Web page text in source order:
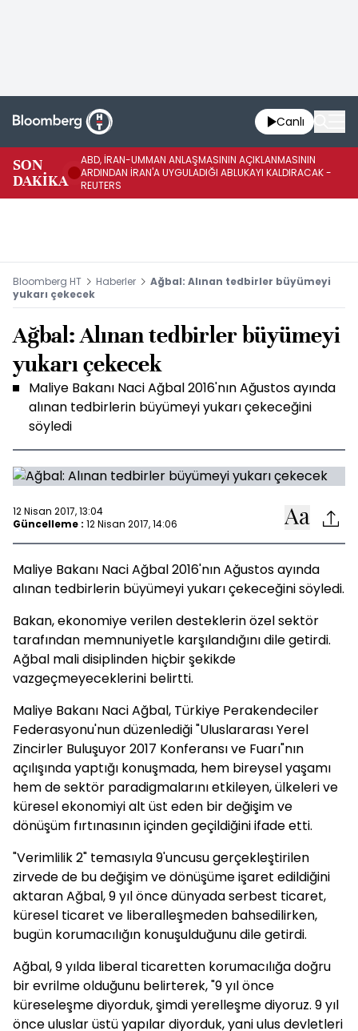
Canlı
SON
DAKİKA
ABD, İRAN-UMMAN ANLAŞMASININ AÇIKLANMASININ
ARDINDAN İRAN'A UYGULADIĞI ABLUKAYI KALDIRACAK -
REUTERS
Bloomberg HT Haberler
Ağbal: Alınan tedbirler büyümeyi
yukarı çekecek
Ağbal: Alınan tedbirler büyümeyi
yukarı çekecek
Maliye Bakanı Naci Ağbal 2016'nın Ağustos ayında
alınan tedbirlerin büyümeyi yukarı çekeceğini
söyledi
12 Nisan 2017, 13:04
Güncelleme : 12 Nisan 2017, 14:06
Maliye Bakanı Naci Ağbal 2016'nın Ağustos ayında
alınan tedbirlerin büyümeyi yukarı çekeceğini söyledi.
Bakan, ekonomiye verilen desteklerin özel sektör
tarafından memnuniyetle karşılandığını dile getirdi.
Ağbal mali disiplinden hiçbir şekikde
vazgeçmeyeceklerini belirtti.
Maliye Bakanı Naci Ağbal, Türkiye Perakendeciler
Federasyonu'nun düzenlediği "Uluslararası Yerel
Zincirler Buluşuyor 2017 Konferansı ve Fuarı"nın
açılışında yaptığı konuşmada, hem bireysel yaşamı
hem de sektör paradigmalarını etkileyen, ülkeleri ve
küresel ekonomiyi alt üst eden bir değişim ve
dönüşüm fırtınasının içinden geçildiğini ifade etti.
"Verimlilik 2" temasıyla 9'uncusu gerçekleştirilen
zirvede de bu değişim ve dönüşüme işaret edildiğini
aktaran Ağbal, 9 yıl önce dünyada serbest ticaret,
küresel ticaret ve liberalleşmeden bahsedilirken,
bugün korumacılığın konuşulduğunu dile getirdi.
Ağbal, 9 yılda liberal ticaretten korumacılığa doğru
bir evrilme olduğunu belirterek, "9 yıl önce
küreseleşme diyorduk, şimdi yerelleşme diyoruz. 9 yıl
önce uluslar üstü yapılar diyorduk, yani ulus devletleri